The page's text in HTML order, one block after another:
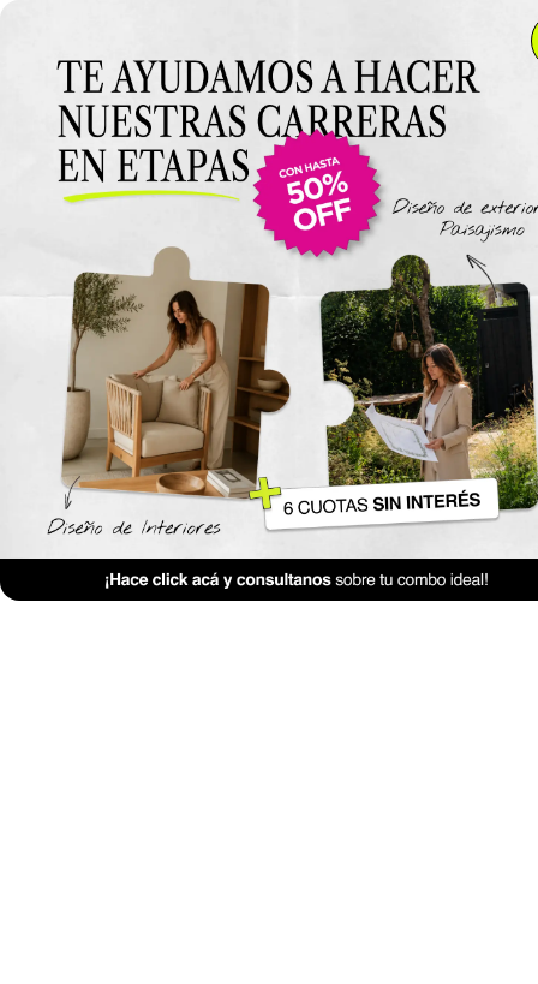
Anterior Clase
Clase 11
Materiales
Plantas Aromas Ornamentos en diseño de Interiones